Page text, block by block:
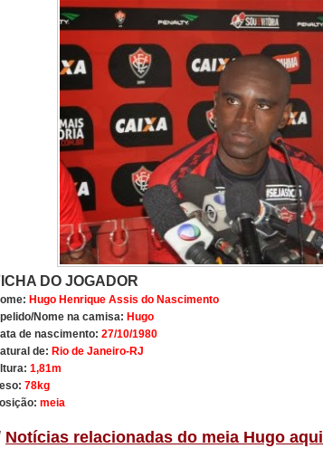
DO JOGADOR
Hugo Henrique Assis do Nascimento
Nome na camisa: Hugo
de nascimento: 27/10/1980
de: Rio de Janeiro-RJ
1,81m
78kg
meia
Notícias relacionadas do meia Hugo aqui